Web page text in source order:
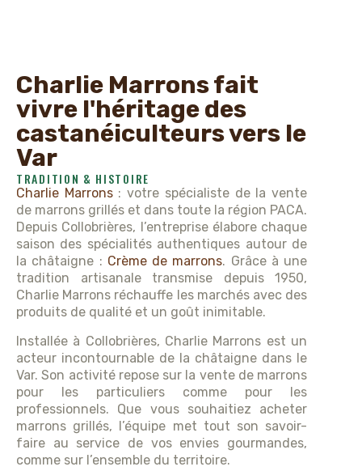
Charlie Marrons fait
vivre l'héritage des
castanéiculteurs vers le
Var
TRADITION & HISTOIRE
Charlie Marrons: votre spécialiste de la vente
de marrons grillés et dans toute la région PACA.
Depuis Collobrières, l’entreprise élabore chaque
saison des spécialités authentiques autour de
la châtaigne : Crème de marrons. Grâce à une
tradition artisanale transmise depuis 1950,
Charlie Marrons réchauffe les marchés avec des
produits de qualité et un goût inimitable.
Installée à Collobrières, Charlie Marrons est un
acteur incontournable de la châtaigne dans le
Var. Son activité repose sur la vente de marrons
pour les particuliers comme pour les
professionnels. Que vous souhaitiez acheter
marrons grillés, l’équipe met tout son savoir-
faire au service de vos envies gourmandes,
comme sur l’ensemble du territoire.